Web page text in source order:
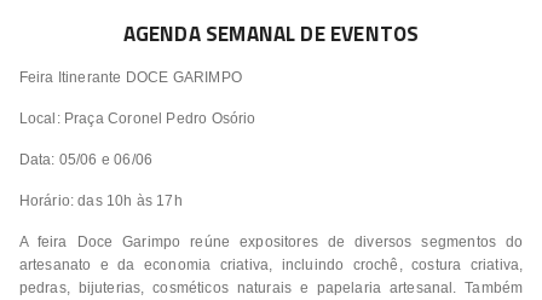
AGENDA SEMANAL DE EVENTOS
Feira Itinerante DOCE GARIMPO
Local: Praça Coronel Pedro Osório
Data: 05/06 e 06/06
Horário: das 10h às 17h
A feira Doce Garimpo reúne expositores de diversos segmentos do
artesanato e da economia criativa, incluindo crochê, costura criativa,
pedras, bijuterias, cosméticos naturais e papelaria artesanal. Também